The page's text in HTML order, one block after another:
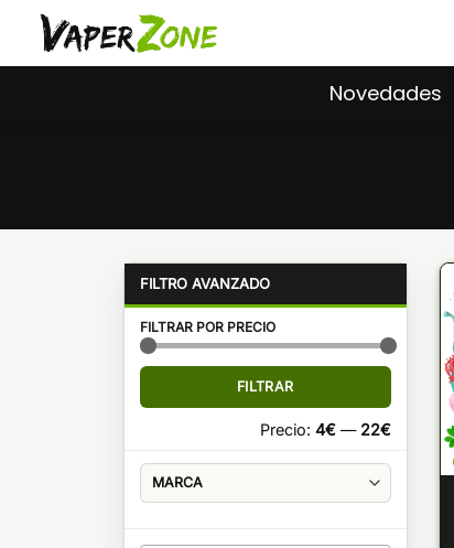
Saltar
contenido
Novedades
FILTRAR POR PRECIO
Precio
Precio
FILTRAR
Precio: 4€— 22€